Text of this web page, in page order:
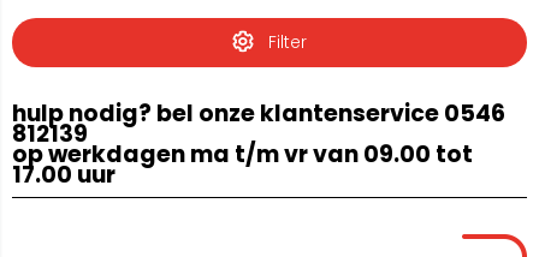
Filter
hulp nodig? bel onze klantenservice 0546
812139
op werkdagen ma t/m vr van 09.00 tot
17.00 uur